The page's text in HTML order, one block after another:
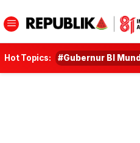
Hot Topics: #Gubernur BI